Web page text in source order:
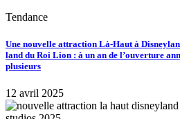
Tendance
Une nouvelle attraction Là-Haut à
land du Roi Lion : à un an de l’ouverture
plusieurs
12 avril 2025